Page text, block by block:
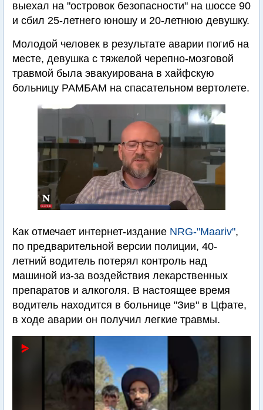
выехал на "островок безопасности" на шоссе 90
и сбил 25-летнего юношу и 20-летнюю девушку.
Молодой человек в результате аварии погиб на
месте, девушка с тяжелой черепно-мозговой
травмой была эвакуирована в хайфскую
больницу РАМБАМ на спасательном вертолете.
Как отмечает интернет-издание NRG-"Maariv",
по предварительной версии полиции, 40-
летний водитель потерял контроль над
машиной из-за воздействия лекарственных
препаратов и алкоголя. В настоящее время
водитель находится в больнице "Зив" в Цфате,
в ходе аварии он получил легкие травмы.